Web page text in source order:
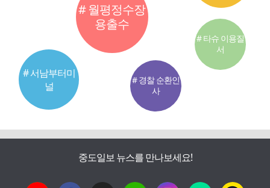
# 월평정수장
용출수
# 서남부터미
널
# 경찰 순환인
사
# 타슈 이용질
서
중도일보 뉴스를 만나보세요!